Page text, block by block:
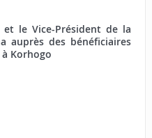
le Vice-Président de la
auprès des bénéficiaires
Korhogo